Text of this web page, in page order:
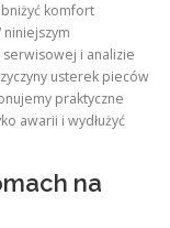
komfort
i analizie
usterek pieców
praktyczne
awarii i wydłużyć
na